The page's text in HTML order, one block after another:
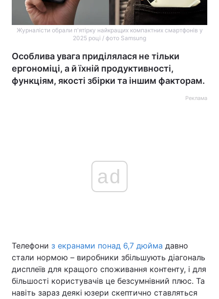
Журналісти обрали п'ятірку найкращих компактних смартфонів у
2025 році / фото Samsung
Особлива увага приділялася не тільки
ергономіці, а й їхній продуктивності,
функціям, якості збірки та іншим факторам.
Реклама
ad
Телефони з екранами понад 6,7 дюйма давно
стали нормою – виробники збільшують діагональ
дисплеїв для кращого споживання контенту, і для
більшості користувачів це безсумнівний плюс. Та
навіть зараз деякі юзери скептично ставляться